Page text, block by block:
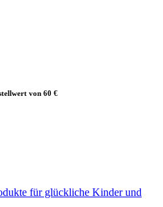
von 60 €